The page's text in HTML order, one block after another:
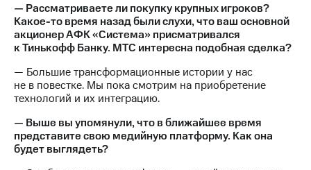
— Рассматриваете ли покупку крупных игроков?
Какое-то время назад были слухи, что ваш основной
акционер АФК «Система» присматривался
к Тинькофф Банку. МТС интересна подобная сделка?
— Большие трансформационные истории у нас
не в повестке. Мы пока смотрим на приобретение
технологий и их интеграцию.
— Выше вы упомянули, что в ближайшее время
представите свою медийную платформу. Как она
будет выглядеть?